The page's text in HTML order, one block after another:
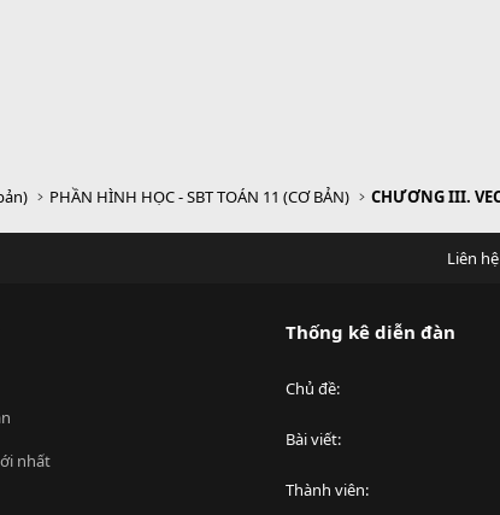
PHẦN HÌNH HỌC - SBT TOÁN 11 (CƠ BẢN)
Liên hệ
nhất
Thống kê diễn đàn
Chủ đề
Bài viết
Thành viên